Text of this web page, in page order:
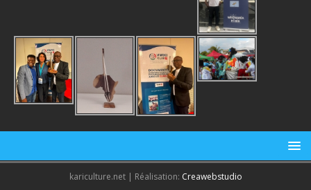
kariculture.net | Réalisation: Creawebstudio